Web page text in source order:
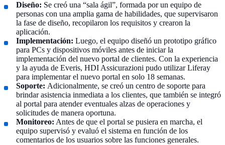
Diseño: Se creó una “sala ágil”, formada por un equipo de
personas con una amplia gama de habilidades, que supervisaron
la fase de diseño, recopilaron los requisitos y crearon la
aplicación.
Implementación: Luego, el equipo diseñó un prototipo gráfico
para PCs y dispositivos móviles antes de iniciar la
implementación del nuevo portal de clientes. Con la experiencia
y la ayuda de Everis, HDI Assicurazioni pudo utilizar Liferay
para implementar el nuevo portal en solo 18 semanas.
Soporte: Adicionalmente, se creó un centro de soporte para
brindar asistencia inmediata a los clientes, que también se integró
al portal para atender eventuales alzas de operaciones y
solicitudes de manera oportuna.
Monitoreo: Antes de que el portal se pusiera en marcha, el
equipo supervisó y evaluó el sistema en función de los
comentarios de los usuarios sobre las funciones generales.